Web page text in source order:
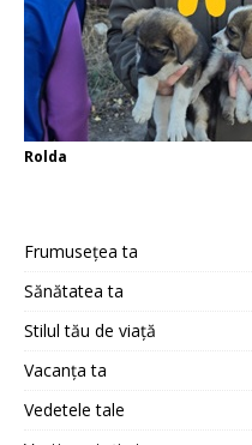
Rolda
Frumusețea ta
Sănătatea ta
Stilul tău de viață
Vacanța ta
Vedetele tale